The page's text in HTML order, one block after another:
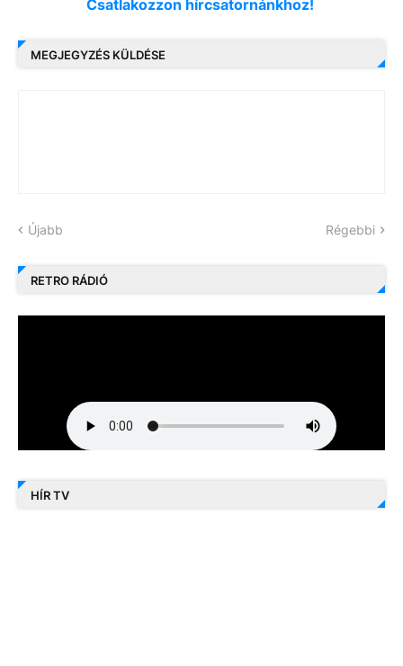
Csatlakozzon hírcsatornánkhoz!
MEGJEGYZÉS KÜLDÉSE
Újabb Régebbi
RETRO RÁDIÓ
HÍR TV